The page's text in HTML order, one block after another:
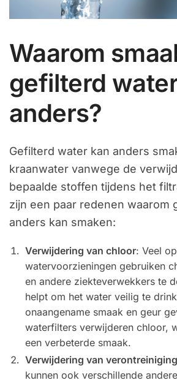
Waarom
gefilterd
anders?
Gefilterd water kan anders
kraanwater vanwege de
bepaalde stoffen tijdens het
zijn een paar redenen waarom
anders kan smaken:
Verwijdering van chloor: Veel
watervoorzieningen gebruiken
en andere ziekteverwekkers te
helpt om het water veilig te
onaangename smaak en geur
waterfilters verwijderen chloor,
een verbeterde smaak.
Verwijdering van
kunnen ook verschillende